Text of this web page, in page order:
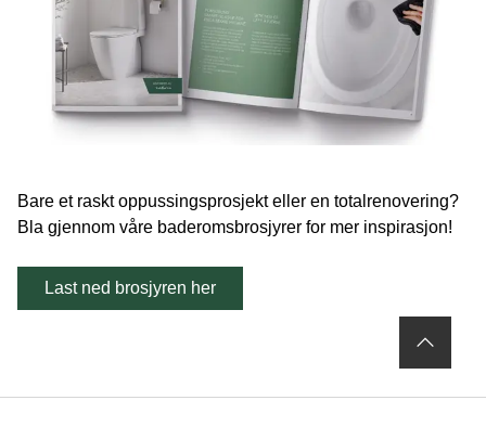
Bare et raskt oppussingsprosjekt eller en totalrenovering?
Bla gjennom våre baderomsbrosjyrer for mer inspirasjon!
Last ned brosjyren her